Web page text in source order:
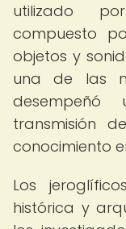
utilizado
compuesto
objetos y
una de las
transmisión
conocimiento
Los
histórica y